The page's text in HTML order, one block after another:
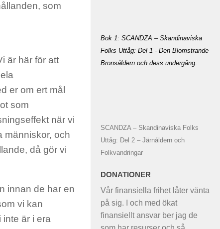
som
är här för att
er om ert mål
som
när vi
människor, och
då gör vi
innan de har en
vi kan
inte är i era
Bok 1: SCANDZA – Skandinaviska
Folks Uttåg: Del 1 - Den Blomstrande
Bronsåldern och dess undergång.
SCANDZA – Skandinaviska Folks
Uttåg: Del 2 – Järnåldern och
Folkvandringar
DONATIONER
Vår finansiella frihet låter vänta
på sig. I och med ökat
finansiellt ansvar ber jag de